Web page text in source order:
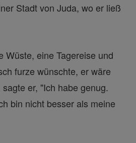
Stadt von Juda, wo er ließ
Wüste, eine Tagereise und
furze wünschte, er wäre
er, "Ich habe genug.
bin nicht besser als meine